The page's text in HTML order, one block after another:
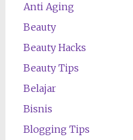
Anti Aging
Beauty
Beauty Hacks
Beauty Tips
Belajar
Bisnis
Blogging Tips